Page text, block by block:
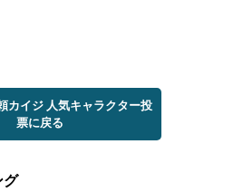
カイジ 人気キャラクター投
票に戻る
グ